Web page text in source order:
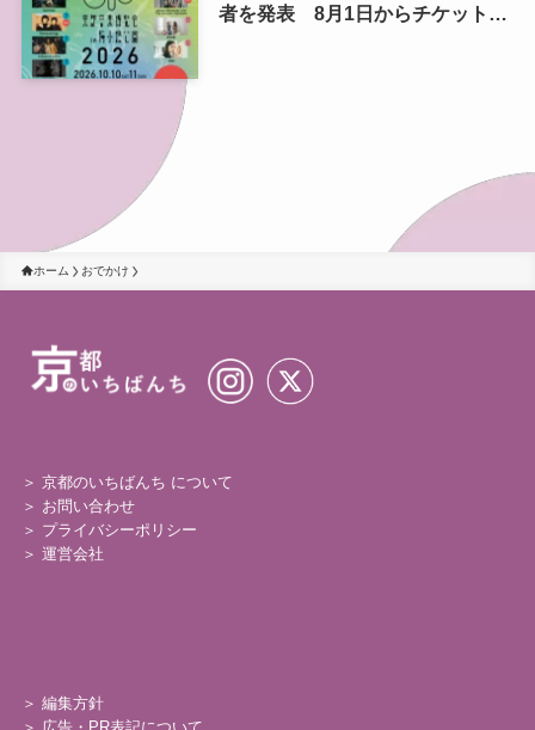
者を発表 8月1日からチケット2
ホーム おでかけ
＞ 京都のいちばんち について
＞ お問い合わせ
＞ プライバシーポリシー
＞ 運営会社
＞ 編集方針